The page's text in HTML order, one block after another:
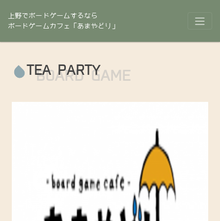
上野でボードゲームするなら
ボードゲームカフェ「あまやどり」
TEA PARTY
BOARD GAME